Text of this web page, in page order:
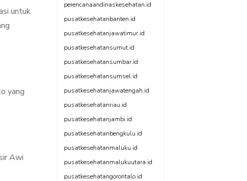
untuk
yang
Awi
perencanaandinaskesehatan.id
pusatkesehatanbanten.id
pusatkesehatanjawatimur.id
pusatkesehatansumut.id
pusatkesehatansumbar.id
pusatkesehatansumsel.id
pusatkesehatanjawatengah.id
pusatkesehatanriau.id
pusatkesehatanjambi.id
pusatkesehatanbengkulu.id
pusatkesehatanmaluku.id
pusatkesehatanmalukuutara.id
pusatkesehatangorontalo.id